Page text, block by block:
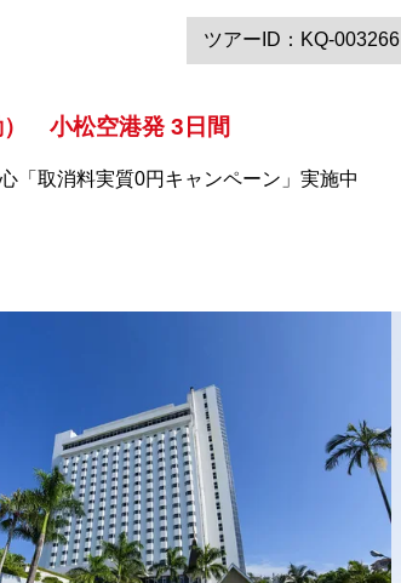
ツアーID：KQ-003266
） 小松空港発 3日間
「取消料実質0円キャンペーン」実施中